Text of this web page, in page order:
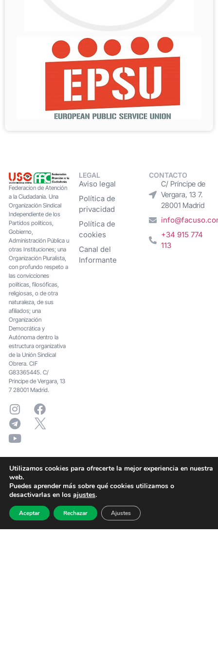
Federacion de Atención
a la Ciudadanía. Una
Organización Sindical
Independiente de los
Partidos políticos,
Gobierno,
Administración Pública u
otras Instituciones; una
Organización Pluralista,
con profundo respeto a
las convicciones
políticas, filosóficas,
religiosas, o de otra
naturaleza, de sus
afiliados; una
Organización
Democrática y
Autónoma dentro la
estructura organizativa
de la Unión Sindical
Obrera. CIF
G83365445. C/
Principe de Vergara, 13
7 28001 Madrid.
LEGAL
Aviso legal
Política de
privacidad
Política de
cookies
Canal del
Informante
CONTACTO
C/ Príncipe de
Vergara, 13 7.
28001 Madrid
+34 915 774
113
Utilizamos cookies para ofrecerte la mejor experiencia en nuestra
web.
Puedes aprender más sobre qué cookies utilizamos o
desactivarlas en los ajustes.
Aceptar Rechazar Ajustes